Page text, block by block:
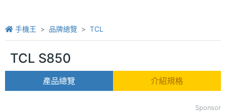
手機王 品牌總覽 TCL
TCL S850
產品總覽 介紹規格
Sponsor